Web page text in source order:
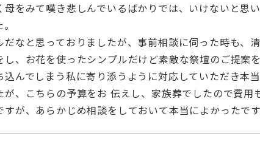
母をみて嘆き悲しんでいるばかりでは、いけないと思
だなと思っておりましたが、事前相談に伺った時も、
、お花を使ったシンプルだけど素敵な祭壇のご提案
んでしまう私に寄り添うように対応していただき本
、こちらの予算をお 伝えし、家族葬でしたので費用
が、あらかじめ相談をしておいて本当によかったで